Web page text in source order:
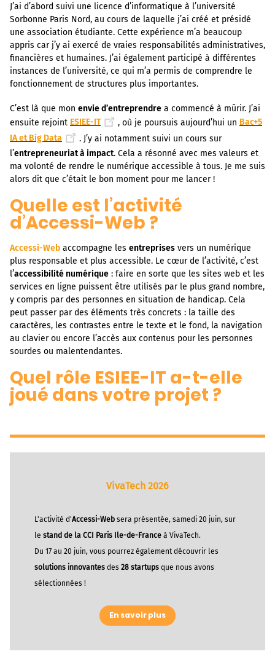
J’ai d’abord suivi une licence d’informatique à l’université
Sorbonne Paris Nord, au cours de laquelle j’ai créé et présidé
une association étudiante. Cette expérience m’a beaucoup
appris car j’y ai exercé de vraies responsabilités administratives,
financières et humaines. J’ai également participé à différentes
instances de l’université, ce qui m’a permis de comprendre le
fonctionnement de structures plus importantes.
C’est là que mon envie d’entreprendre a commencé à mûrir. J’ai
ensuite rejoint ESIEE-IT , où je poursuis aujourd’hui un Bac+5
IA et Big Data
. J’y ai notamment suivi un cours sur
l’entrepreneuriat à impact. Cela a résonné avec mes valeurs et
ma volonté de rendre le numérique accessible à tous. Je me suis
alors dit que c’était le bon moment pour me lancer !
Quelle est l’activité
d’Accessi-Web ?
Accessi-Web accompagne les entreprises vers un numérique
plus responsable et plus accessible. Le cœur de l’activité, c’est
l’accessibilité numérique : faire en sorte que les sites web et les
services en ligne puissent être utilisés par le plus grand nombre,
y compris par des personnes en situation de handicap. Cela
peut passer par des éléments très concrets : la taille des
caractères, les contrastes entre le texte et le fond, la navigation
au clavier ou encore l’accès aux contenus pour les personnes
sourdes ou malentendantes.
Quel rôle ESIEE-IT a-t-elle
joué dans votre projet ?
VivaTech 2026
L'activité d'Accessi-Web sera présentée, samedi 20 juin, sur
le stand de la CCI Paris Ile-de-France à VivaTech.
Du 17 au 20 juin, vous pourrez également découvrir les
solutions innovantes des 28 startups que nous avons
sélectionnées !
En savoir plus